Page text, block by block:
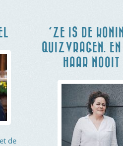
de
‘ZE IS DE
QUIZVRAGEN.
HAAR